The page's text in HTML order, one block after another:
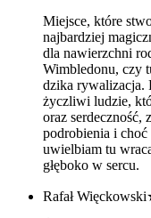
Miejsce, które
najbardziej
dla nawierzchni
Wimbledonu, czy
dzika rywalizacja.
życzliwi ludzie,
oraz serdeczność,
podrobienia i
uwielbiam tu
głęboko w sercu.
Rafał Więckowski